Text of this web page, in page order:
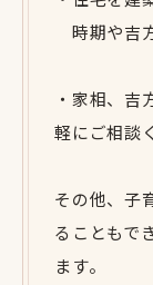
時期や吉
・家相、吉
軽にご相談
その他、子
ることもで
ます。